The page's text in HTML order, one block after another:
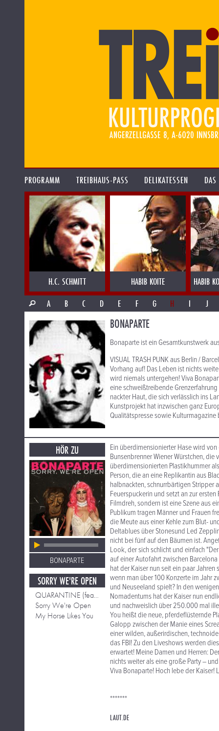
PROGRAMM TREIBHAUS-PASS DELIKATESSEN
H.C. SCHMITT HABIB KOITE
HABIB
A
B C D E F G H I J
BONAPARTE
Bonaparte ist ein Gesamtkunstwerk
VISUAL TRASH PUNK aus Berlin /
Vorhang auf! Das Leben ist nichts
wird niemals untergehen! Viva
eine schweißtreibende
nackter Haut, die sich verlässlich ins
Kunstprojekt hat inzwischen ganz
Qualitätspresse sowie
HÖR ZU
BONAPARTE
SORRY WE'RE OPEN
QUARANTINE (feat. Housemeister)
Sorry We're Open
My Horse Likes You
Ein überdimensionierter Hase wird
Bunsenbrenner Wiener Würstchen,
überdimensionierten Plastikhummer
Person, die an eine Replikantin aus
halbnackten, schnurrbärtigen Stripper
Feuerspuckerin und setzt an zur
Filmdreh, sondern ist eine Szene aus
Publikum tragen Männer und Frauen
die Meute aus einer Kehle zum Blut-
Deltablues über Stonesund Led
nicht bei fünf auf den Bäumen ist.
Look, der sich schlicht und einfach
auf einer Autofahrt zwischen
hat der Kaiser nun seit ein paar
wenn man über 100 Konzerte im Jahr
und Neuseeland spielt? In den
Nomadentums hat der Kaiser nun
und nachweislich über 250.000 mal
You heißt die neue, pferdeflüsternde
Galopp zwischen der Manie eines
einer wilden, außerirdischen,
das FBI! Zu den Liveshows werden
erwartet! Meine Damen und Herren:
nichts weiter als eine große Party –
Viva Bonaparte! Hoch lebe der Kaiser!
*******
LAUT.DE